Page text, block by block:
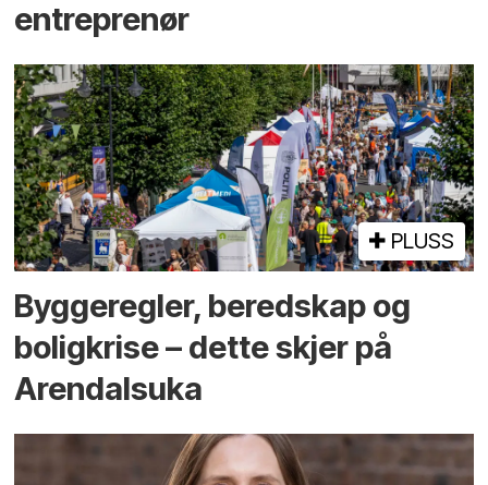
entreprenør
PLUSS
Bygge­regler, beredskap og
bolig­krise – dette skjer på
Arendals­uka